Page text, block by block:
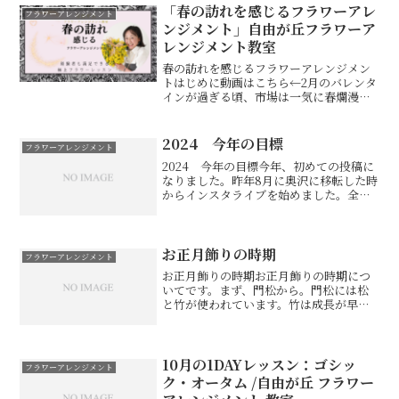
フラワーアレンジメント
「春の訪れを感じるフラワーアレ
ンジメント」自由が丘フラワーア
レンジメント教室
春の訪れを感じるフラワーアレンジメン
トはじめに動画はこちら←2月のバレンタ
インが過ぎる頃、市場は一気に春爛漫の
るこの季節。私は、この時期が一年で一
番好きです。春の花には...
フラワーアレンジメント 2024 今年の目標
2024 今年の目標今年、初めての投稿に
なりました。昨年8月に奥沢に移転した時
からインスタライブを始めました。全く
た。目標は続けるこ...
フラワーアレンジメント お正月飾りの時期
お正月飾りの時期お正月飾りの時期につ
いてです。まず、門松から。門松には松
と竹が使われています。竹は成長が早い
いたりもしました。あれって...
フラワーアレンジメント
10月の1DAYレッスン：ゴシッ
ク・オータム /自由が丘 フラワー